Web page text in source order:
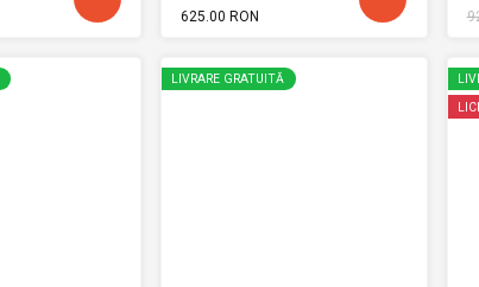
625.00 RON
LIVRARE GRATUITĂ